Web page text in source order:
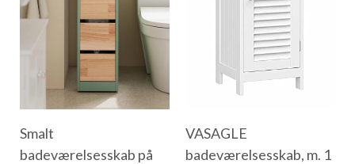
Smalt
badeværelsesskab på
VASAGLE
badeværelsesskab, m. 1